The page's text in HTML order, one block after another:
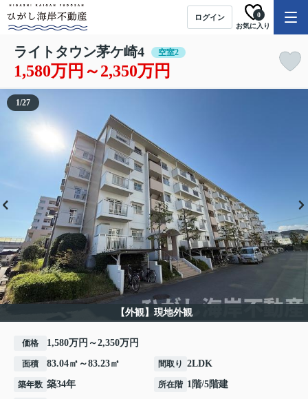
ログイン
お気に入り
0
ライトタウン茅ケ崎4 空室2
1,580万円～2,350万円
【外観】現地外観
1/27
価格 1,580万円～2,350万円
面積 83.04㎡～83.23㎡ 間取り 2LDK
築年数 築34年 所在階 1階/5階建